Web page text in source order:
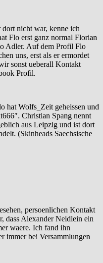
nicht war, kenne ich
Flo erst ganz normal Florian
Adler. Auf dem Profil Flo
uns, erst als er ermordet
sonst ueberall Kontakt
Profil.
hat Wolfs_Zeit geheissen und
Christian Spang nennt
aus Leipzig und ist dort
(Skinheads Saechsische
persoenlichen Kontakt
dass Alexander Neidlein ein
waere. Ich fand ihn
immer bei Versammlungen